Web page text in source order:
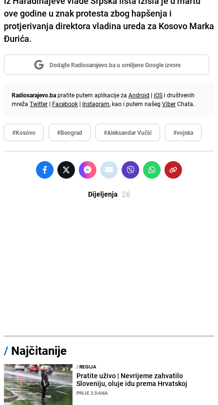
ove godine u znak protesta zbog hapšenja i
protjerivanja direktora vladina ureda za Kosovo Marka
Đurića.
Dodajte Radiosarajevo.ba u omiljene Google izvore
Radiosarajevo.bapratite putem aplikacije za Android | iOS i društvenih
mreža Twitter | Facebook | Instagram, kao i putem našeg ViberChata.
#Kosovo #Beograd #Aleksandar Vučić #vojska
Dijeljenja 26
/ Najčitanije
/REGIJA
Pratite uživo | Nevrijeme zahvatilo
Sloveniju, oluje idu prema Hrvatskoj
PRIJE 2 DANA